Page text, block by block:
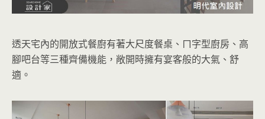
透天宅內的開放式餐廚有著大尺度餐桌、ㄇ字型廚房、高
腳吧台等三種齊備機能，敞開時擁有宴客般的大氣、舒
適。